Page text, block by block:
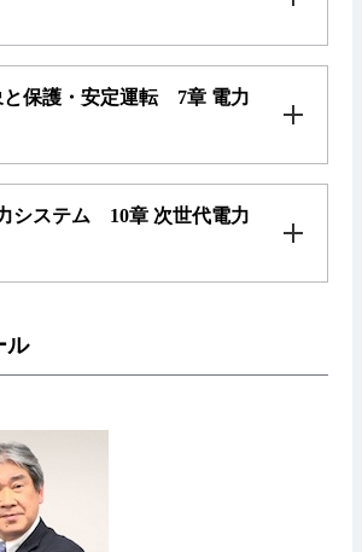
と保護・安定運転 7章 電力
システム 10章 次世代電力
ル